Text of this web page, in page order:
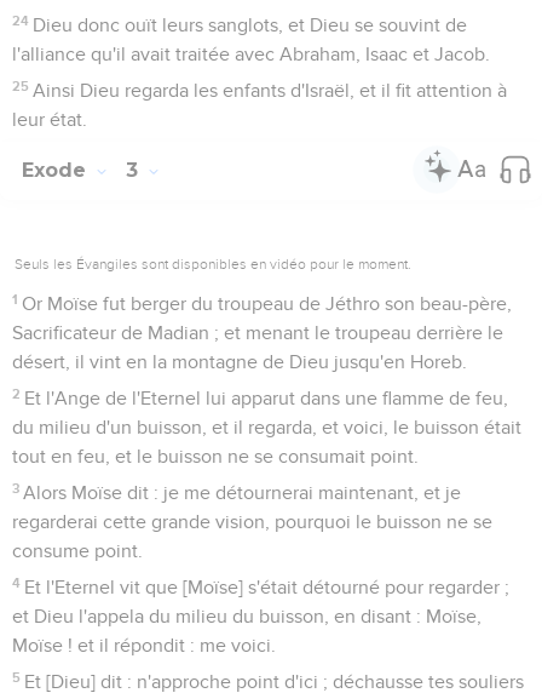
24 Dieu donc ouït leurs sanglots, et Dieu se souvint de
l'alliance qu'il avait traitée avec Abraham, Isaac et Jacob.
25 Ainsi Dieu regarda les enfants d'Israël, et il fit attention à
leur état.
Exode 3
Seuls les Évangiles sont disponibles en vidéo pour le moment.
1 Or Moïse fut berger du troupeau de Jéthro son beau-père,
Sacrificateur de Madian ; et menant le troupeau derrière le
désert, il vint en la montagne de Dieu jusqu'en Horeb.
2 Et l'Ange de l'Eternel lui apparut dans une flamme de feu,
du milieu d'un buisson, et il regarda, et voici, le buisson était
tout en feu, et le buisson ne se consumait point.
3 Alors Moïse dit : je me détournerai maintenant, et je
regarderai cette grande vision, pourquoi le buisson ne se
consume point.
4 Et l'Eternel vit que [Moïse] s'était détourné pour regarder ;
et Dieu l'appela du milieu du buisson, en disant : Moïse,
Moïse ! et il répondit : me voici.
5 Et [Dieu] dit : n'approche point d'ici ; déchausse tes souliers